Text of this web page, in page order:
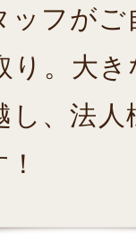
ッフが
り。大
し、法